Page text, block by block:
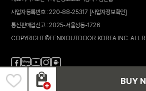
BUY
사업자등록번호 : 220-88-25317 [사업자정보확인]
통신판매업신고 : 2025-서울성동-1726
COPYRIGHT©FENIXOUTDOOR KOREA INC. ALL
페
이
스
블
로
그
유
튜
브
인
스
그
카
페